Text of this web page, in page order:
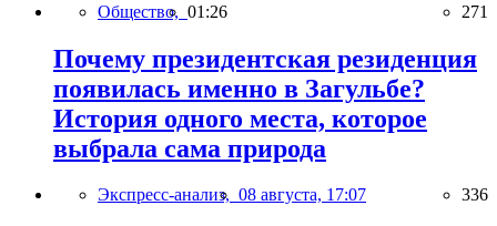
Общество, 01:26 271
Почему президентская резиденция
появилась именно в Загульбе?
История одного места, которое
выбрала сама природа
Экспресс-анализ, 08 августа, 17:07 336